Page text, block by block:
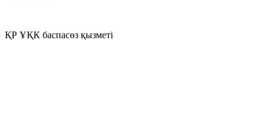
ҚР ҰҚК баспасөз қызметі